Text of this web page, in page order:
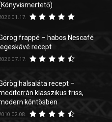
frappé – habos Nescafé
recept
halsaláta recept –
klasszikus friss,
köntösben